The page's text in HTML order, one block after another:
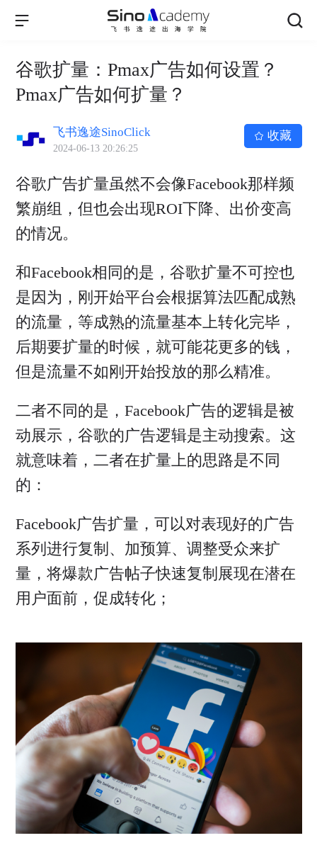
谷歌扩量：Pmax广告如何设置？
Pmax广告如何扩量？
飞书逸途SinoClick
2024-06-13 20:26:25
收藏
谷歌广告扩量虽然不会像Facebook那样频
繁崩组，但也会出现ROI下降、出价变高
的情况。
和Facebook相同的是，谷歌扩量不可控也
是因为，刚开始平台会根据算法匹配成熟
的流量，等成熟的流量基本上转化完毕，
后期要扩量的时候，就可能花更多的钱，
但是流量不如刚开始投放的那么精准。
二者不同的是，Facebook广告的逻辑是被
动展示，谷歌的广告逻辑是主动搜索。这
就意味着，二者在扩量上的思路是不同
的：
Facebook广告扩量，可以对表现好的广告
系列进行复制、加预算、调整受众来扩
量，将爆款广告帖子快速复制展现在潜在
用户面前，促成转化；